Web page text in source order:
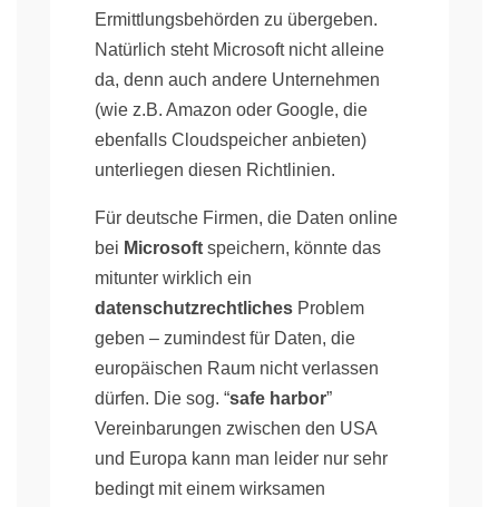
Ermittlungsbehörden zu übergeben.
Natürlich steht Microsoft nicht alleine
da, denn auch andere Unternehmen
(wie z.B. Amazon oder Google, die
ebenfalls Cloudspeicher anbieten)
unterliegen diesen Richtlinien.
Für deutsche Firmen, die Daten online
bei Microsoft speichern, könnte das
mitunter wirklich ein
datenschutzrechtliches Problem
geben – zumindest für Daten, die
europäischen Raum nicht verlassen
dürfen. Die sog. “safe harbor”
Vereinbarungen zwischen den USA
und Europa kann man leider nur sehr
bedingt mit einem wirksamen